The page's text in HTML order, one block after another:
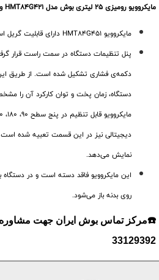
مایکروویو رومیزی 25 لیتری بوش مدل HMT84G421 و HMT84G451
مایکروویو HMT84G451 دارای قابلیت گریل است که با توان 1200 وات کار می‌کند.
پنل تنظیمات دستگاه در سمت راست قرار
دکمه‌ی فشاری تشکیل شده است. از طریق این
دستگاه، زمان پخت و توان کارکرد آن را
دیجیتالی نیز در این قسمت تعبیه شده
نمایش می‌دهد.
این مایکروویو فاقد دسته است و در
روی بدنه باز می‌شود.
33129392